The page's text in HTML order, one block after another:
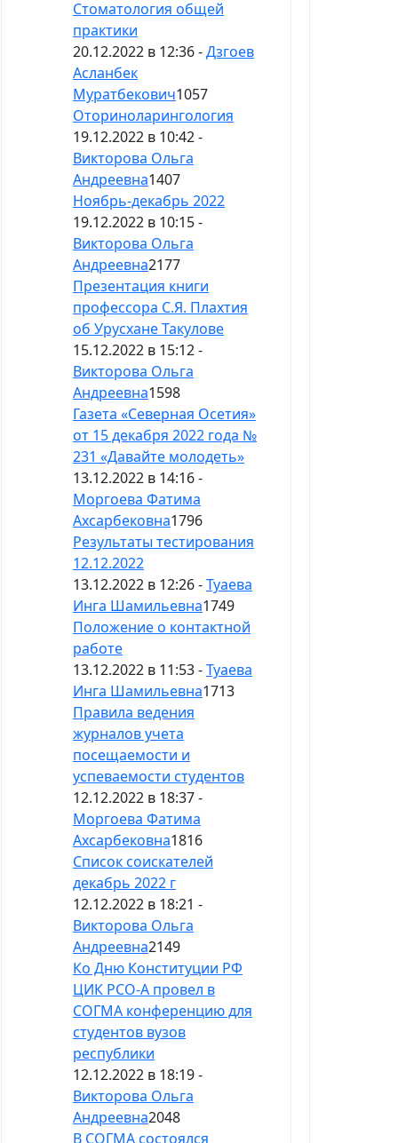
Стоматология общей
практики
20.12.2022 в 12:36 -Дзгоев
Асланбек
Муратбекович1057
Оториноларингология
19.12.2022 в 10:42 -
Викторова Ольга
Андреевна1407
Ноябрь-декабрь 2022
19.12.2022 в 10:15 -
Викторова Ольга
Андреевна2177
Презентация книги
профессора С.Я. Плахтия
об Урусхане Такулове
15.12.2022 в 15:12 -
Викторова Ольга
Андреевна1598
Газета «Северная Осетия»
от 15 декабря 2022 года №
231 «Давайте молодеть»
13.12.2022 в 14:16 -
Моргоева Фатима
Ахсарбековна1796
Результаты тестирования
12.12.2022
13.12.2022 в 12:26 -Туаева
Инга Шамильевна1749
Положение о контактной
работе
13.12.2022 в 11:53 -Туаева
Инга Шамильевна1713
Правила ведения
журналов учета
посещаемости и
успеваемости студентов
12.12.2022 в 18:37 -
Моргоева Фатима
Ахсарбековна1816
Список соискателей
декабрь 2022 г
12.12.2022 в 18:21 -
Викторова Ольга
Андреевна2149
Ко Дню Конституции РФ
ЦИК РСО-А провел в
СОГМА конференцию для
студентов вузов
республики
12.12.2022 в 18:19 -
Викторова Ольга
Андреевна2048
В СОГМА состоялся